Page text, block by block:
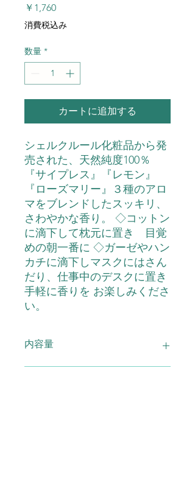
￥1,760価
格
消費税込み
数量 *
カートに追加する
シェルクルール化粧品から発
売された、天然純度100％
『サイプレス』『レモン』
『ローズマリー』３種のアロ
マをブレンドしたスッキリ、
さわやかな香り。 ◇コットン
に滴下して枕元に置き 目覚
めの朝一番に ◇ガーゼやハン
カチに滴下しマスクにはさん
だり、仕事中のデスクに置き
手軽に香りを お楽しみくださ
い。
内容量